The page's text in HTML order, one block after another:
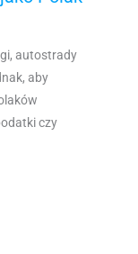
autostrady
aby
czy